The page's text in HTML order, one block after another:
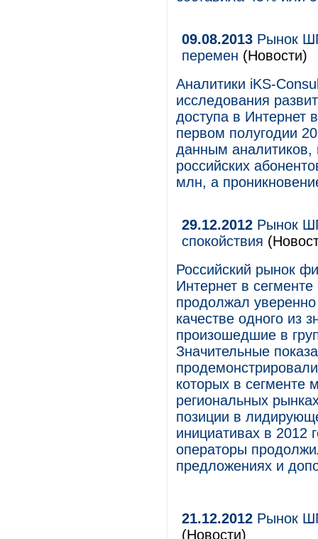
09.08.2013 Рынок
перемен (Новости)
Аналитики iKS-
исследования
доступа в Интернет
первом полугодии
данным аналитиков,
российских
млн, а
29.12.2012 Рынок
спокойствия
Российский рынок
Интернет в
продолжал
качестве одного из
произошедшие в
Значительные
которых в сегменте
региональных
позиции в
инициативах в 2012
операторы
предложениях и
21.12.2012 Рынок
(Новости)